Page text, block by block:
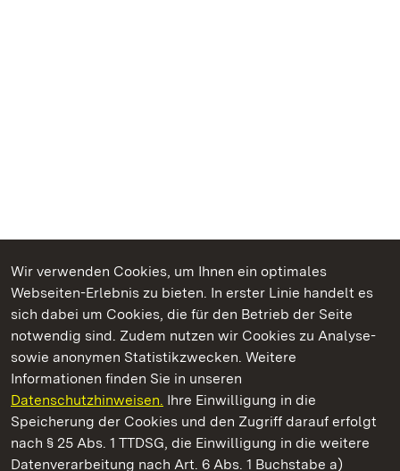
Wir verwenden Cookies, um Ihnen ein optimales
Webseiten-Erlebnis zu bieten. In erster Linie handelt es
sich dabei um Cookies, die für den Betrieb der Seite
notwendig sind. Zudem nutzen wir Cookies zu Analyse-
sowie anonymen Statistikzwecken. Weitere
Informationen finden Sie in unseren
Datenschutzhinweisen. Ihre Einwilligung in die
Speicherung der Cookies und den Zugriff darauf erfolgt
nach § 25 Abs. 1 TTDSG, die Einwilligung in die weitere
Datenverarbeitung nach Art. 6 Abs. 1 Buchstabe a)
Kommen. Staunen. Genießen.
Staatliche Schlösser und Gärten Baden‑Württemberg
Staatliche Schlösser und Gärten Baden-Württemberg